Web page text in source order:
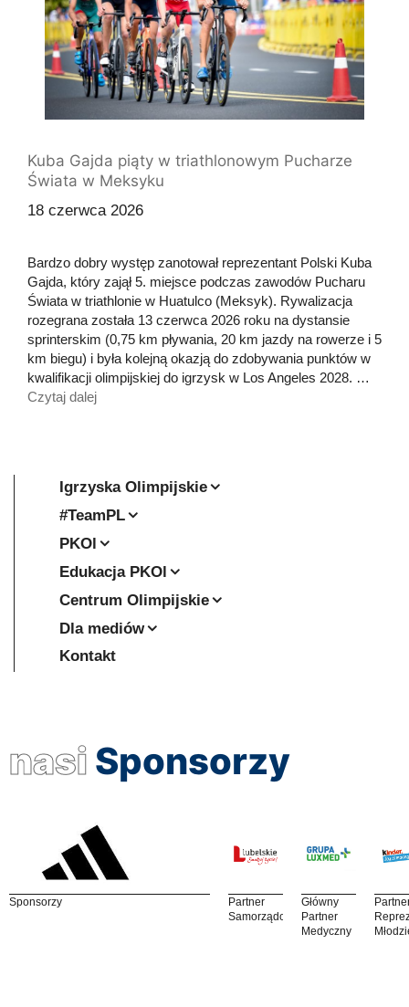
Kuba Gajda piąty w triathlonowym Pucharze
Świata w Meksyku
18 czerwca 2026
Bardzo dobry występ zanotował reprezentant Polski Kuba
Gajda, który zajął 5. miejsce podczas zawodów Pucharu
Świata w triathlonie w Huatulco (Meksyk). Rywalizacja
rozegrana została 13 czerwca 2026 roku na dystansie
sprinterskim (0,75 km pływania, 20 km jazdy na rowerze i 5
km biegu) i była kolejną okazją do zdobywania punktów w
kwalifikacji olimpijskiej do igrzysk w Los Angeles 2028. …
Czytaj dalej
Igrzyska Olimpijskie
#TeamPL
PKOl
Edukacja PKOl
Centrum Olimpijskie
Dla mediów
Kontakt
nasi Sponsorzy
Sponsorzy
Partner
Samorządowy
Główny
Partner
Medyczny